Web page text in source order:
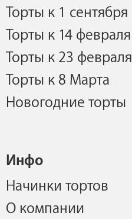
Торты к 1 сентября
Торты к 14 февраля
Торты к 23 февраля
Торты к 8 Марта
Новогодние торты
Инфо
Начинки тортов
О компании